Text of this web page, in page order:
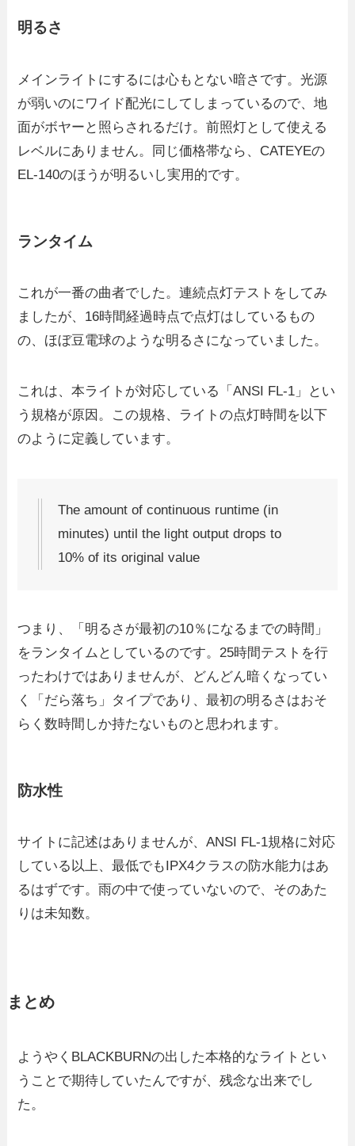
明るさ
メインライトにするには心もとない暗さです。光源
が弱いのにワイド配光にしてしまっているので、地
面がボヤーと照らされるだけ。前照灯として使える
レベルにありません。同じ価格帯なら、CATEYEの
EL-140のほうが明るいし実用的です。
ランタイム
これが一番の曲者でした。連続点灯テストをしてみ
ましたが、16時間経過時点で点灯はしているもの
の、ほぼ豆電球のような明るさになっていました。
これは、本ライトが対応している「ANSI FL-1」とい
う規格が原因。この規格、ライトの点灯時間を以下
のように定義しています。
The amount of continuous runtime (in
minutes) until the light output drops to
10% of its original value
つまり、「明るさが最初の10％になるまでの時間」
をランタイムとしているのです。25時間テストを行
ったわけではありませんが、どんどん暗くなってい
く「だら落ち」タイプであり、最初の明るさはおそ
らく数時間しか持たないものと思われます。
防水性
サイトに記述はありませんが、ANSI FL-1規格に対応
している以上、最低でもIPX4クラスの防水能力はあ
るはずです。雨の中で使っていないので、そのあた
りは未知数。
まとめ
ようやくBLACKBURNの出した本格的なライトとい
うことで期待していたんですが、残念な出来でし
た。